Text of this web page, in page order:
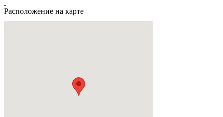
Расположение на карте